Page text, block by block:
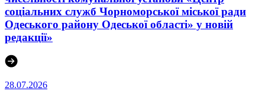
соціальних служб Чорноморської міської ради
Одеського району Одеської області» у новій
редакції»
28.07.2026